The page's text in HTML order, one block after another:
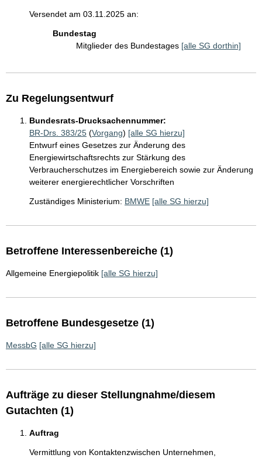
Versendet am 03.11.2025 an:
Bundestag
Mitglieder des Bundestages [alle SG dorthin]
Zu Regelungsentwurf
Bundesrats-Drucksachennummer:
BR-Drs. 383/25 (Vorgang) [alle SG hierzu]
Entwurf eines Gesetzes zur Änderung des
Energiewirtschaftsrechts zur Stärkung des
Verbraucherschutzes im Energiebereich sowie zur Änderung
weiterer energierechtlicher Vorschriften
Zuständiges Ministerium: BMWE [alle SG hierzu]
Betroffene Interessenbereiche (1)
Allgemeine Energiepolitik [alle SG hierzu]
Betroffene Bundesgesetze (1)
MessbG [alle SG hierzu]
Aufträge zu dieser Stellungnahme/diesem
Gutachten (1)
Auftrag
Vermittlung von Kontaktenzwischen Unternehmen,